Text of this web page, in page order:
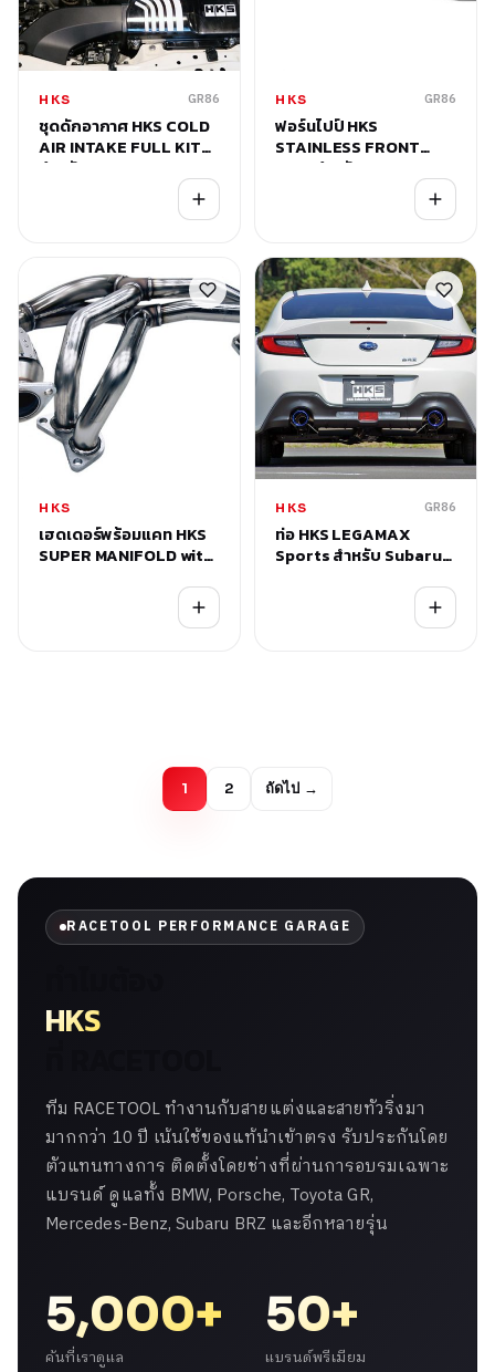
HKS GR86
ชุดดักอากาศ HKS COLD
AIR INTAKE FULL KIT
สำหรับ Subaru New BRZ
HKS GR86
ฟอร์นไปป์ HKS
STAINLESS FRONT
PIPE สำหรับ Subaru
HKS
เฮดเดอร์พร้อมแคท HKS
SUPER MANIFOLD with
(สำหรับ 3BA-ZD8 MT
HKS GR86
ท่อ HKS LEGAMAX
Sports สำหรับ Subaru
1 2 ถัดไป →
RACETOOL PERFORMANCE GARAGE
HKS
ทีม RACETOOL ทำงานกับสายแต่งและสายทัวริ่งมา
มากกว่า 10 ปี เน้นใช้ของแท้นำเข้าตรง รับประกันโดย
ตัวแทนทางการ ติดตั้งโดยช่างที่ผ่านการอบรมเฉพาะ
แบรนด์ ดูแลทั้ง BMW, Porsche, Toyota GR,
Mercedes-Benz, Subaru BRZ และอีกหลายรุ่น
5,000+
คันที่เราดูแล
50+
แบรนด์พรีเมียม